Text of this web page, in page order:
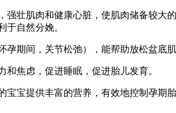
强壮肌肉和健康心脏，使肌肉储备较
于自然分娩。
期间，关节松弛），能帮助放松盆底
焦虑，促进睡眠，促进胎儿发育。
宝提供丰富的营养，有效地控制孕期